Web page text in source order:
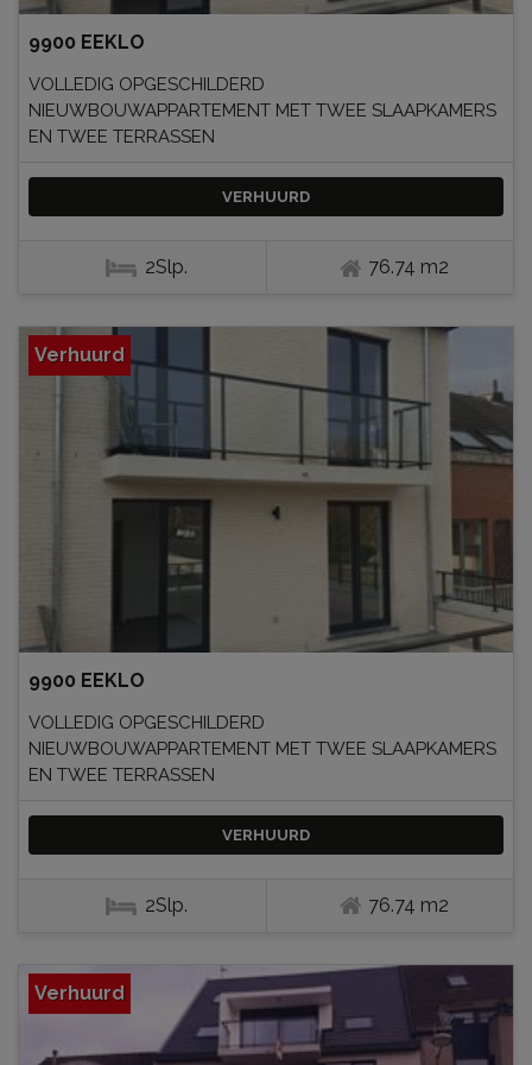
9900 EEKLO
VOLLEDIG OPGESCHILDERD
NIEUWBOUWAPPARTEMENT MET TWEE SLAAPKAMERS
EN TWEE TERRASSEN
VERHUURD
2Slp. 76.74 m2
Verhuurd
9900 EEKLO
VOLLEDIG OPGESCHILDERD
NIEUWBOUWAPPARTEMENT MET TWEE SLAAPKAMERS
EN TWEE TERRASSEN
VERHUURD
2Slp. 76.74 m2
Verhuurd